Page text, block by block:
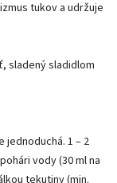
tukov a udržuje
sladený sladidlom
jednoduchá. 1 – 2
vody (30 ml na
tekutiny (min.